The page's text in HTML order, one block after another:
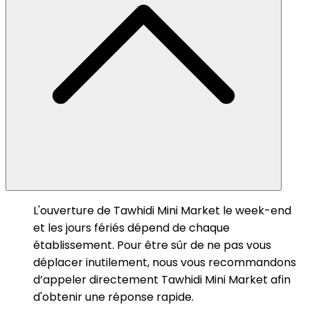
L'ouverture de Tawhidi Mini Market le week-end
et les jours fériés dépend de chaque
établissement. Pour être sûr de ne pas vous
déplacer inutilement, nous vous recommandons
d’appeler directement Tawhidi Mini Market afin
d'obtenir une réponse rapide.